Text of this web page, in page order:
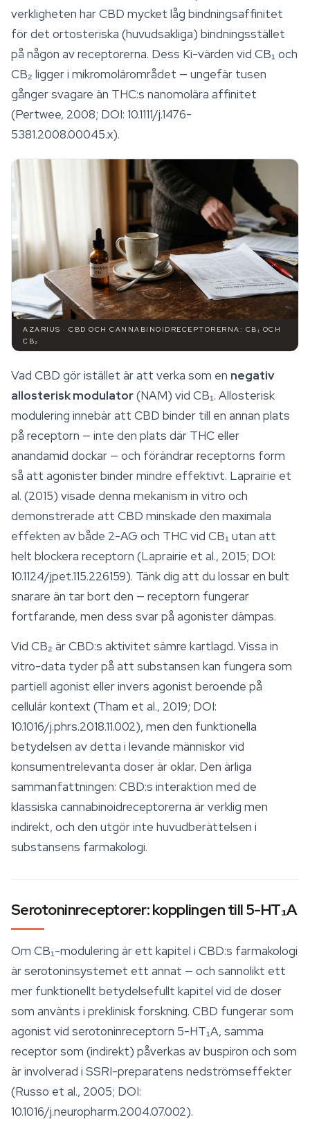
verkligheten har CBD mycket låg bindningsaffinitet
för det ortosteriska (huvudsakliga) bindningsstället
på någon av receptorerna. Dess Ki-värden vid CB₁ och
CB₂ ligger i mikromolärområdet — ungefär tusen
gånger svagare än THC:s nanomolära affinitet
(Pertwee, 2008; DOI: 10.1111/j.1476-
5381.2008.00045.x).
AZARIUS · CBD OCH CANNABINOIDRECEPTORERNA: CB₁ OCH
CB₂
Vad CBD gör istället är att verka som en negativ
allosterisk modulator(NAM) vid CB₁. Allosterisk
modulering innebär att CBD binder till en annan plats
på receptorn — inte den plats där THC eller
anandamid dockar — och förändrar receptorns form
så att agonister binder mindre effektivt. Laprairie et
al. (2015) visade denna mekanism in vitro och
demonstrerade att CBD minskade den maximala
effekten av både 2-AG och THC vid CB₁ utan att
helt blockera receptorn (Laprairie et al., 2015; DOI:
10.1124/jpet.115.226159). Tänk dig att du lossar en bult
snarare än tar bort den — receptorn fungerar
fortfarande, men dess svar på agonister dämpas.
Vid CB₂ är CBD:s aktivitet sämre kartlagd. Vissa in
vitro-data tyder på att substansen kan fungera som
partiell agonist eller invers agonist beroende på
cellulär kontext (Tham et al., 2019; DOI:
10.1016/j.phrs.2018.11.002), men den funktionella
betydelsen av detta i levande människor vid
konsumentrelevanta doser är oklar. Den ärliga
sammanfattningen: CBD:s interaktion med de
klassiska cannabinoidreceptorerna är verklig men
indirekt, och den utgör inte huvudberättelsen i
substansens farmakologi.
Serotoninreceptorer: kopplingen till 5-HT₁A
Om CB₁-modulering är ett kapitel i CBD:s farmakologi
är serotoninsystemet ett annat — och sannolikt ett
mer funktionellt betydelsefullt kapitel vid de doser
som använts i preklinisk forskning. CBD fungerar som
agonist vid serotoninreceptorn 5-HT₁A, samma
receptor som (indirekt) påverkas av buspiron och som
är involverad i SSRI-preparatens nedströmseffekter
(Russo et al., 2005; DOI:
10.1016/j.neuropharm.2004.07.002).